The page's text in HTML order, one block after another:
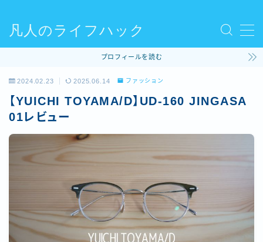
凡人のライフハック
使ってるモノ
ファッション
ライフハック
ビリヤード
プロフィールを読む
2024.02.23 2025.06.14 ファッション
【YUICHI TOYAMA/D】UD-160 JINGASA
01レビュー